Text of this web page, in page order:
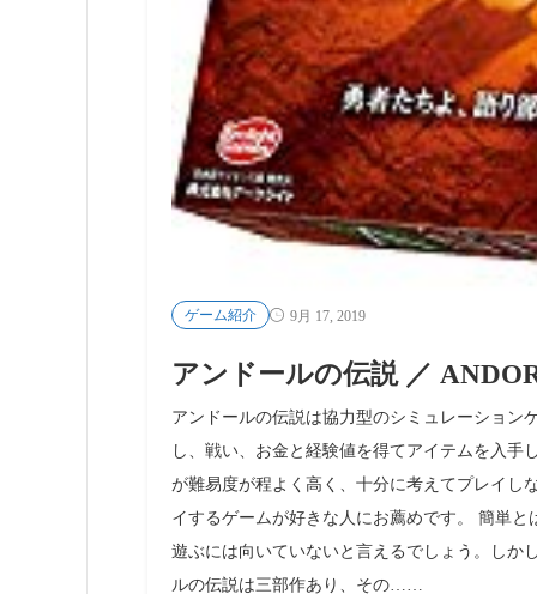
ゲーム紹介 9月 17, 2019
アンドールの伝説 ／
アンドールの伝説は協力型のシミュレーション
し、戦い、お金と経験値を得てアイテムを入
が難易度が程よく高く、十分に考えてプレイし
イするゲームが好きな人にお薦めです。 簡単
遊ぶには向いていないと言えるでしょう。しか
ルの伝説は三部作あり、その……